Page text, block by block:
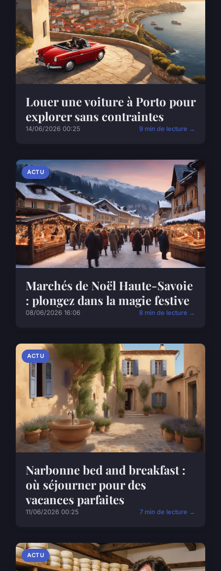
Louer une voiture à Porto pour
explorer sans contraintes
14/06/2026 00:25 9 min de lecture →
ACTU
Marchés de Noël Haute-Savoie
: plongez dans la magie festive
08/06/2026 16:06 8 min de lecture →
ACTU
Narbonne bed and breakfast :
où séjourner pour des
vacances parfaites
11/06/2026 00:25 7 min de lecture →
ACTU